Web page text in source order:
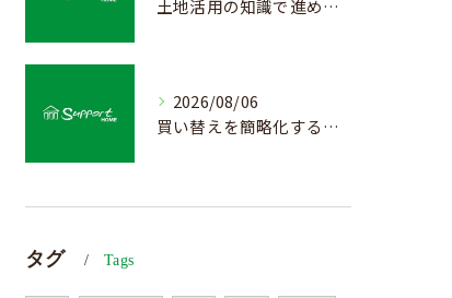
土地活用の知識で進める不動産売却成功法
2026/08/06
買い替えを簡略化する不動産売却の流れ解説
タグ Tags